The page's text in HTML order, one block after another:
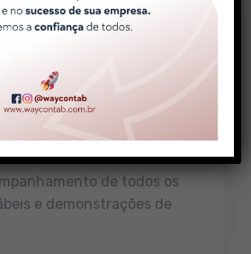
de todos os
e demonstrações de